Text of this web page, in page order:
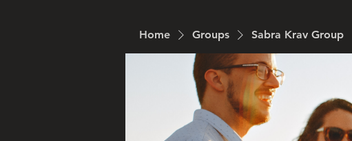
Home Groups Sabra Krav Group